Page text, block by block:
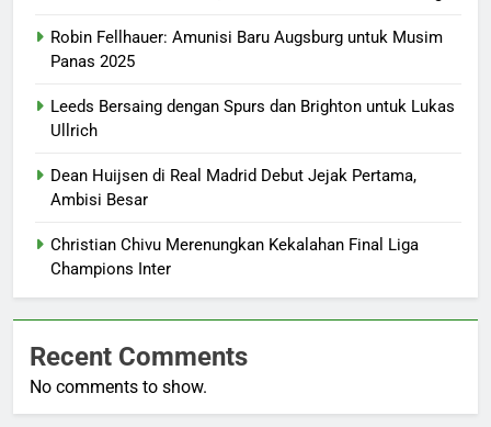
Robin Fellhauer: Amunisi Baru Augsburg untuk Musim
Panas 2025
Leeds Bersaing dengan Spurs dan Brighton untuk Lukas
Ullrich
Dean Huijsen di Real Madrid Debut Jejak Pertama,
Ambisi Besar
Christian Chivu Merenungkan Kekalahan Final Liga
Champions Inter
Recent Comments
No comments to show.